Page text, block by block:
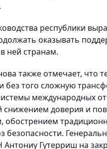
республики
оказывать
ней странам.
также отмечает, что
без того сложную
международных
снижением доверия и
обострением
безопасности.
Гутерриш на